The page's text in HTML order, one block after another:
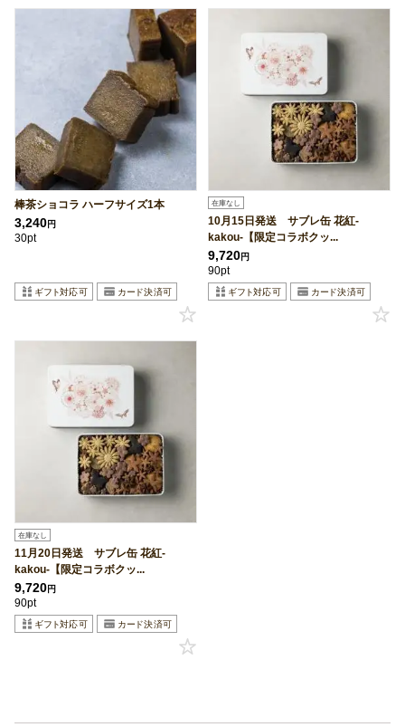
棒茶ショコラ ハーフサイズ1本
3,240円
30pt
在庫なし
10月15日発送 サブレ缶 花紅-
kakou-【限定コラボクッ...
9,720円
90pt
在庫なし
11月20日発送 サブレ缶 花紅-
kakou-【限定コラボクッ...
9,720円
90pt